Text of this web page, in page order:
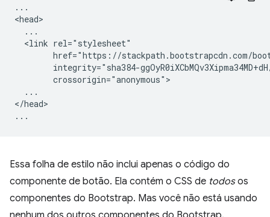
...
<head>
  ...
  <link rel="stylesheet"
href="https://stackpath.bootstrapcdn.com/
integrity="sha384-
        crossorigin="anonymous">
  ...
</head>
Essa folha de estilo não inclui apenas o código do
componente de botão. Ela contém o CSS de todosos
componentes do Bootstrap. Mas você não está usando